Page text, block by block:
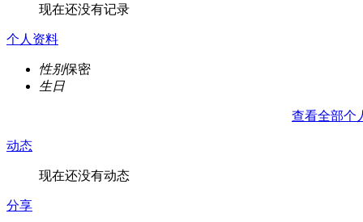
现在还没有记录
个人资料
性别保密
生日
查看全部个
动态
现在还没有动态
分享